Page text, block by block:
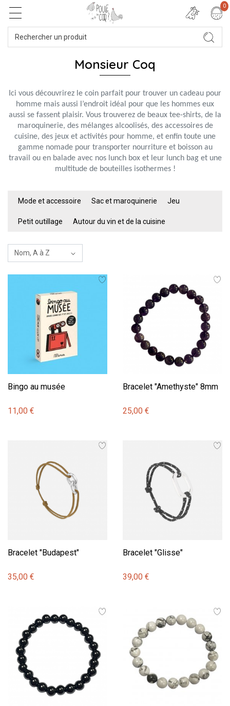
0
Monsieur Coq
Ici vous découvrirez le coin parfait pour trouver un cadeau pour
homme mais aussi l’endroit idéal pour que les hommes eux
aussi se fassent plaisir. Vous trouverez de beaux tee-shirts, de la
maroquinerie, des mélanges alcoolisés, des accessoires de
cuisine, des jeux et activités pour homme, et enfin toute une
gamme nomade pour transporter nourriture et boisson au
travail ou en balade avec nos lunch box et leur lunch bag et une
multitude de bouteilles isothermes !
Mode et accessoire Sac et maroquinerie Jeu
Petit outillage Autour du vin et de la cuisine
Bingo au musée
11,00 €
Bracelet "Amethyste" 8mm
25,00 €
Bracelet "Budapest"
35,00 €
Bracelet "Glisse"
39,00 €